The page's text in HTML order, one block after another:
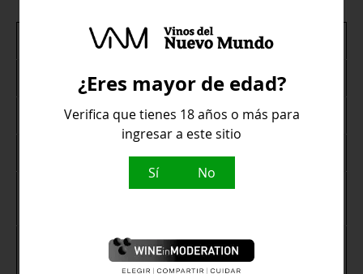
Variedad de uva Albillo
Eufrosina
España
Arroces, Ensaladas,
Pescados
¿Eres mayor de edad?
Verifica que tienes 18 años o más para
ingresar a este sitio
Sí No